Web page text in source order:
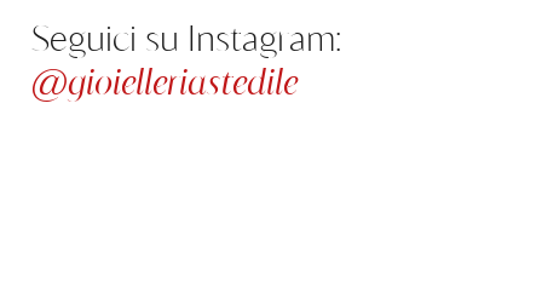
Seguici su Instagram:
@gioielleriastedile